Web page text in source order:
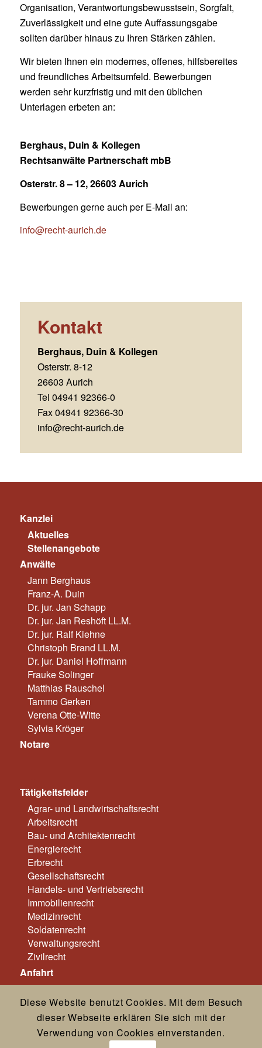
Organisation, Verantwortungsbewusstsein, Sorgfalt,
Zuverlässigkeit und eine gute Auffassungsgabe
sollten darüber hinaus zu Ihren Stärken zählen.
Wir bieten Ihnen ein modernes, offenes, hilfsbereites
und freundliches Arbeitsumfeld. Bewerbungen
werden sehr kurzfristig und mit den üblichen
Unterlagen erbeten an:
Berghaus, Duin & Kollegen
Rechtsanwälte Partnerschaft mbB
Osterstr. 8 – 12, 26603 Aurich
Bewerbungen gerne auch per E-Mail an:
info@recht-aurich.de
Kontakt
Berghaus, Duin & Kollegen
Osterstr. 8-12
26603 Aurich
Tel 04941 92366-0
Fax 04941 92366-30
info@recht-aurich.de
Kanzlei
Aktuelles
Stellenangebote
Anwälte
Jann Berghaus
Franz-A. Duin
Dr. jur. Jan Schapp
Dr. jur. Jan Reshöft LL.M.
Dr. jur. Ralf Kiehne
Christoph Brand LL.M.
Dr. jur. Daniel Hoffmann
Frauke Solinger
Matthias Rauschel
Tammo Gerken
Verena Otte-Witte
Sylvia Kröger
Notare
Tätigkeitsfelder
Agrar- und Landwirtschaftsrecht
Arbeitsrecht
Bau- und Architektenrecht
Energierecht
Erbrecht
Gesellschaftsrecht
Handels- und Vertriebsrecht
Immobilienrecht
Medizinrecht
Soldatenrecht
Verwaltungsrecht
Zivilrecht
Anfahrt
Datenschutz
Diese Website benutzt Cookies. Mit dem Besuch
dieser Webseite erklären Sie sich mit der
Verwendung von Cookies einverstanden.